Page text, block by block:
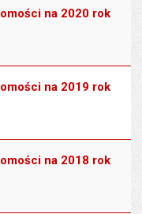
na 2020 rok
na 2019 rok
na 2018 rok